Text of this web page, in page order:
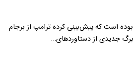
بوده است که پیش‌بینی کرده ترامپ از برجام
جدیدی از دستاوردهای…